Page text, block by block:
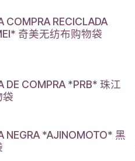
COMPRA RECICLADA
奇美无纺布购物袋
DE COMPRA *PRB* 珠江
袋
NEGRA *AJINOMOTO* 黑